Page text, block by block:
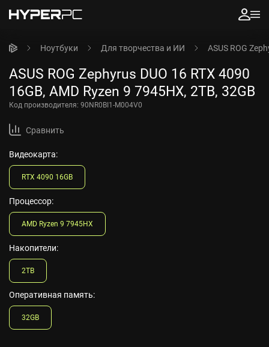
Ноутбуки Для творчества и ИИ ASUS ROG
ASUS ROG Zephyrus DUO 16 RTX 4090
16GB, AMD Ryzen 9 7945HX, 2TB, 32GB
Код производителя: 90NR0BI1-M004V0
Сравнить
Видеокарта:
RTX 4090 16GB
Процессор:
AMD Ryzen 9 7945HX
Накопители:
2TB
Оперативная память:
32GB